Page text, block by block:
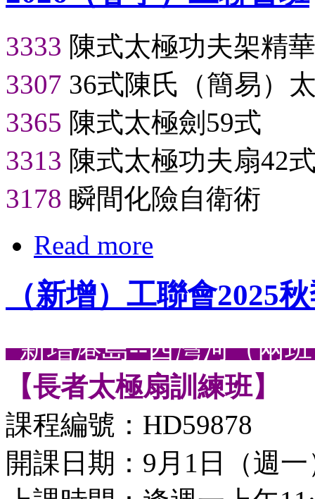
3333 陳式太極功夫架精
3307 36式陳氏（簡易）
3365 陳式太極劍59式
3313 陳式太極功夫扇42
3178 瞬間化險自衛術
Read more
（新增）工聯會2025
新增港島--西灣河（兩
【長者太極扇訓練班】
課程編號：HD59878
開課日期：9月1日（週一